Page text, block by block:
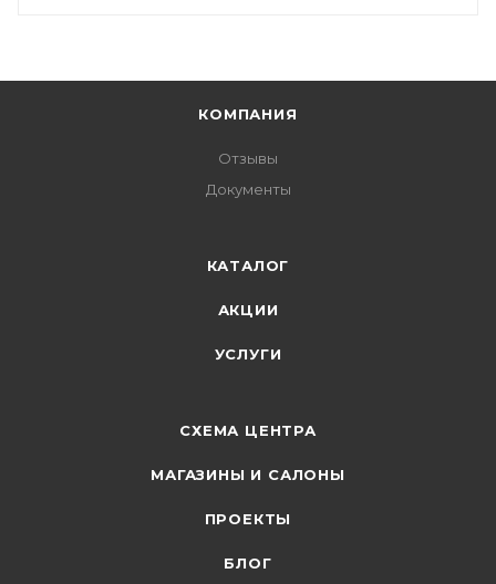
КОМПАНИЯ
Отзывы
Документы
КАТАЛОГ
АКЦИИ
УСЛУГИ
СХЕМА ЦЕНТРА
МАГАЗИНЫ И САЛОНЫ
ПРОЕКТЫ
БЛОГ